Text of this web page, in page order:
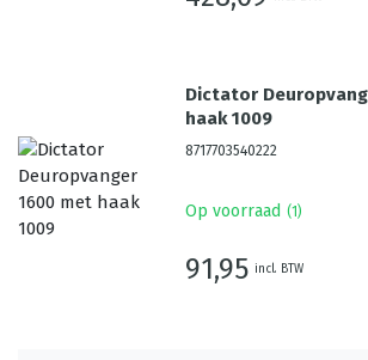
Dictator
haak 1009
8717703540222
Op voorraad (1 )
91,95 incl. BTW